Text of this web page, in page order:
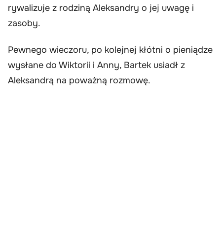
rywalizuje z rodziną Aleksandry o jej uwagę i
zasoby.
Pewnego wieczoru, po kolejnej kłótni o pieniądze
wysłane do Wiktorii i Anny, Bartek usiadł z
Aleksandrą na poważną rozmowę.